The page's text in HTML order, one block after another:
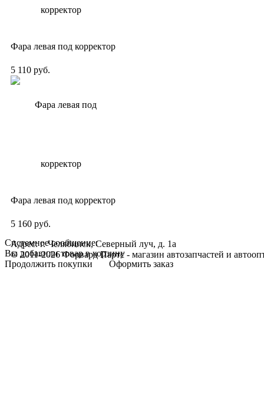
Фара левая под корректор
5 110 руб.
Фара левая под корректор
5 160 руб.
Адрес: г. Челябинск, Северный луч, д. 1а
© 2011-2026 Форвард Партс - магазин автозапчастей и
Системное сообщение:
Вы добавили товар в корзину
Продолжить покупки
Оформить заказ